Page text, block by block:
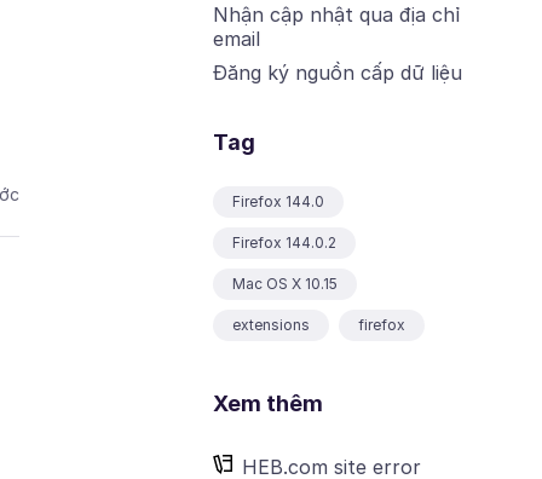
Nhận cập nhật qua địa chỉ
email
Đăng ký nguồn cấp dữ liệu
Tag
Firefox 144.0
Firefox 144.0.2
Mac OS X 10.15
extensions firefox
Xem thêm
HEB.com site error